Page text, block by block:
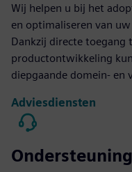
Wij helpen u bij het
en optimaliseren van
Dankzij directe toegang
productontwikkeling
diepgaande domein- en
Adviesdiensten